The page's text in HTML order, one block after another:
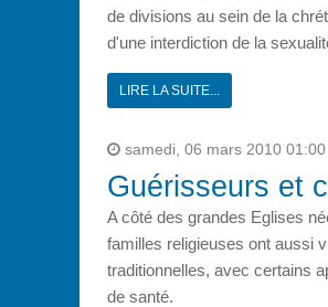
de divisions au sein de la
d'une interdiction de la
LIRE LA SUITE...
samedi, 06 mars 2010 01:00
Guérisseurs et
A côté des grandes Eglises
familles religieuses ont aussi
traditionnelles, avec certains
de santé.